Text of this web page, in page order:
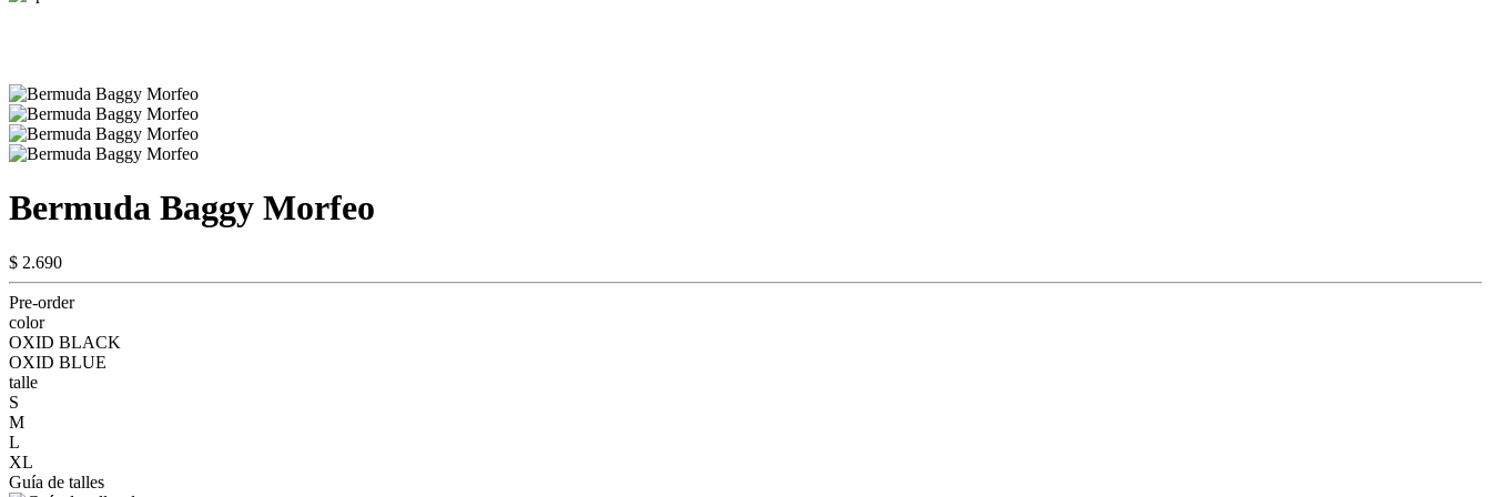
Bermuda Baggy Morfeo
$ 2.690
Pre-order
color
OXID BLACK
OXID BLUE
talle
S
M
L
XL
Guía de talles